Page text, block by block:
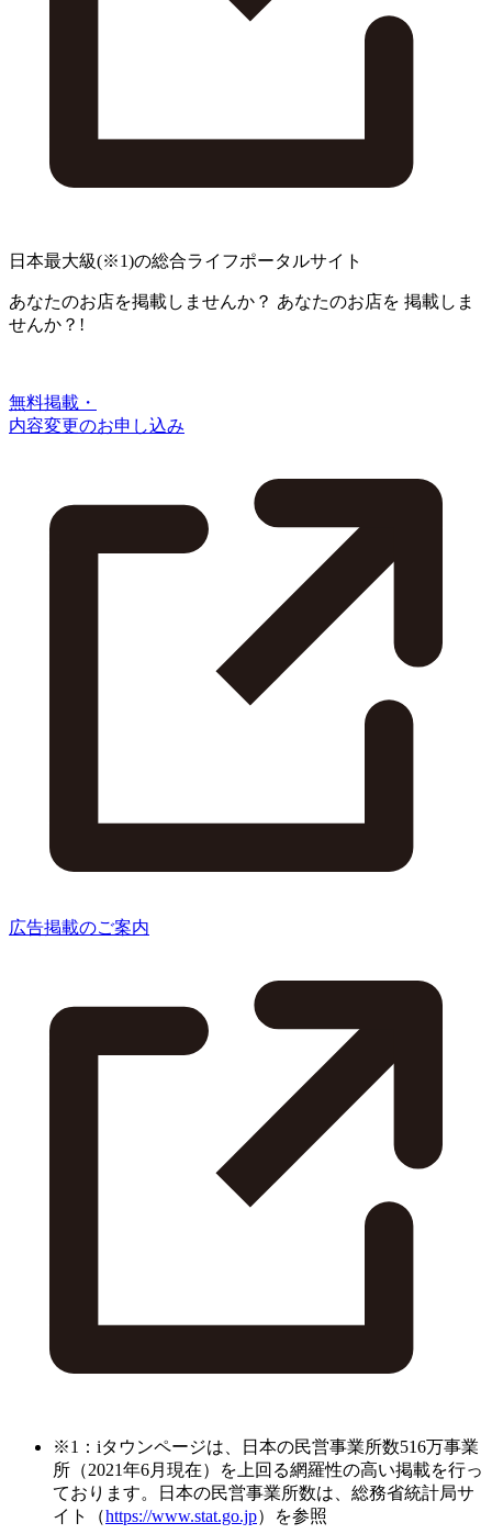
日本最大級(※1)の総合ライフポータルサイト
あなたのお店を掲載しませんか？ あなたのお店を 掲載しま
せんか？!
無料掲載・
内容変更のお申し込み
広告掲載のご案内
※1：iタウンページは、日本の民営事業所数516万事業
所（2021年6月現在）を上回る網羅性の高い掲載を行っ
ております。日本の民営事業所数は、総務省統計局サ
イト（https://www.stat.go.jp）を参照